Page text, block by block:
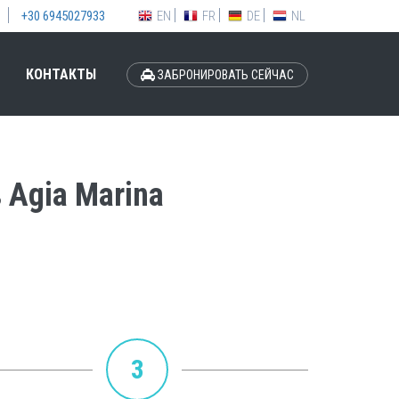
+30 6945027933 EN FR DE NL
КОНТАКТЫ ЗАБРОНИРОВАТЬ СЕЙЧАС
Marina
3